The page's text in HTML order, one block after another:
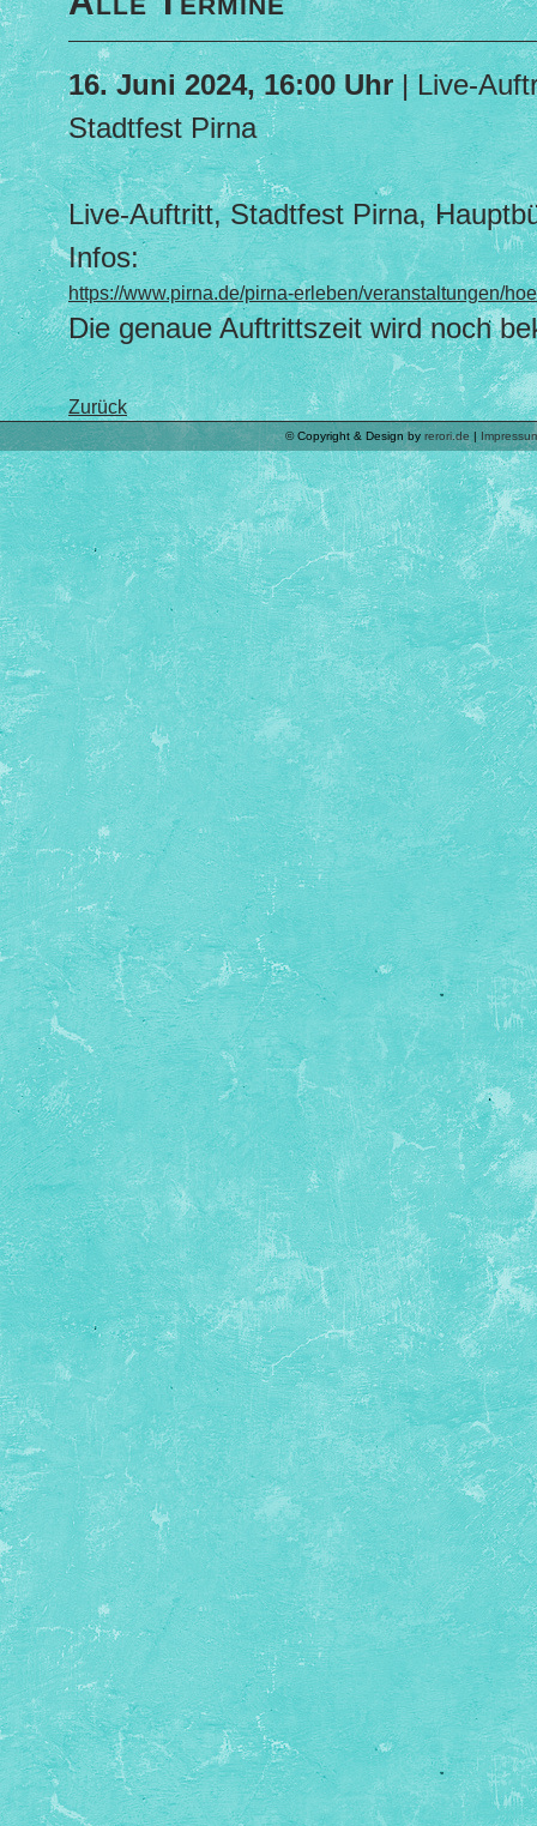
16. Juni 2024, 16:00 Uhr| Live-
Stadtfest Pirna
Live-Auftritt, Stadtfest Pirna,
Infos:
https://www.pirna.de/pirna-erleben/veranstaltungen/
Die genaue Auftrittszeit wird noch
Zurück
© Copyright & Design by rerori.de |